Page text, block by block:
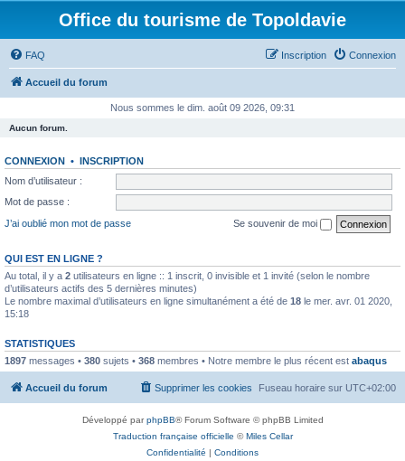
Office du tourisme de Topoldavie
FAQ Connexion
Inscription
Accueil du forum
Nous sommes le dim. août 09 2026, 09:31
Aucun forum.
CONNEXION • INSCRIPTION
Nom d’utilisateur :
Mot de passe :
J’ai oublié mon mot de passe
Se souvenir de moi
QUI EST EN LIGNE ?
Au total, il y a 2 utilisateurs en ligne :: 1 inscrit, 0 invisible et 1 invité (selon le nombre
d’utilisateurs actifs des 5 dernières minutes)
Le nombre maximal d’utilisateurs en ligne simultanément a été de 18 le mer. avr. 01 2020,
15:18
STATISTIQUES
1897 messages • 380 sujets • 368 membres • Notre membre le plus récent est abaqus
Accueil du forum Fuseau horaire sur UTC+02:00
Supprimer les cookies
Développé parphpBB® Forum Software © phpBB Limited
Traduction française officielle ©Miles Cellar
Confidentialité | Conditions